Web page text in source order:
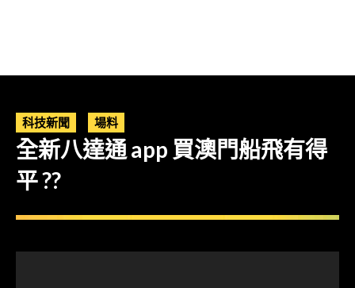
科技新聞 場料
全新八達通 app 買澳門船飛有得
平 ??